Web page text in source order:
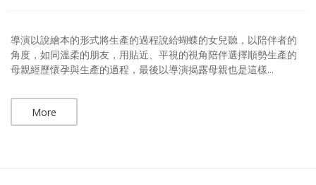
導演以說繪本的形式將生產的過程說給蝴蝶的女兒聽，以陪伴者的
角度，如同溫柔的朋友，用貼近、平視的視角陪伴選擇順勢生產的
母親經歷懷孕與生產的過程，最後以導演揭露母親也是這樣...
More